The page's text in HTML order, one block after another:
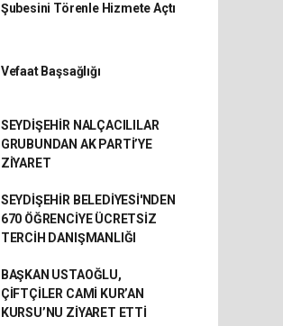
Şubesini Törenle Hizmete Açtı
Vefaat Başsağlığı
SEYDİŞEHİR NALÇACILILAR
GRUBUNDAN AK PARTİ’YE
ZİYARET
SEYDİŞEHİR BELEDİYESİ'NDEN
670 ÖĞRENCİYE ÜCRETSİZ
TERCİH DANIŞMANLIĞI
BAŞKAN USTAOĞLU,
ÇİFTÇİLER CAMİ KUR’AN
KURSU’NU ZİYARET ETTİ